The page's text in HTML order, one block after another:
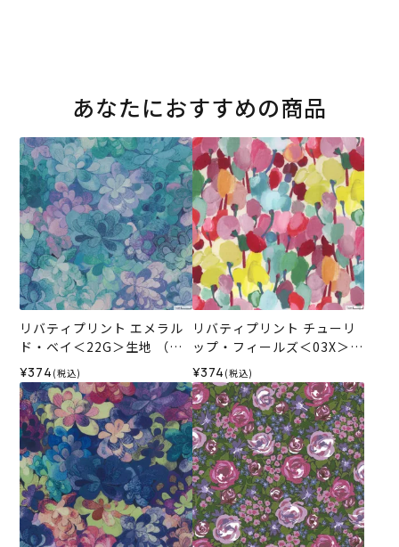
あなたにおすすめの商品
リバティプリント エメラル
ド・ベイ＜22G＞生地 （ホ
ビーラホビーレオリジナ
ル）2026SS
¥374 (税込)
リバティプリント チューリ
ップ・フィールズ＜03X＞生
地 （ホビーラホビーレオリ
ジナル）2026SS
¥374 (税込)